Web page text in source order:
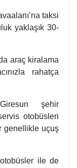
taksi
yaklaşık 30-
araç kiralama
rahatça
şehir
otobüsleri
genellikle uçuş
ile de